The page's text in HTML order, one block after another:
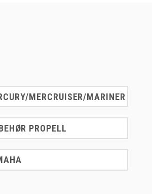
MERCRUISER/MARINER
PROPELL